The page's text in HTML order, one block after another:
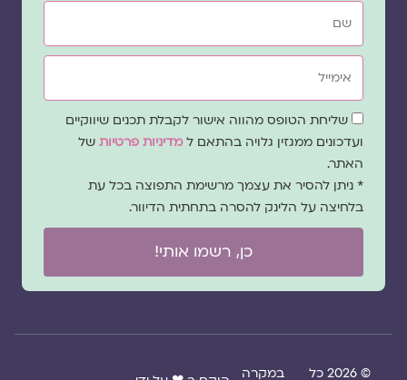
שם
אימייל
שדה
הסכמה
שליחת הטופס מהווה אישור לקבלת תכנים שיווקיים
ועדכונים ממגזין גלויה בהתאם ל מדיניות פרטיותשל
האתר.
* ניתן להסיר את עצמך מרשימת התפוצה בכל עת
בלחיצה על הלינק להסרה בתחתית הדיוור.
כן, רשמו אותי!
© 2026 כל במקרה